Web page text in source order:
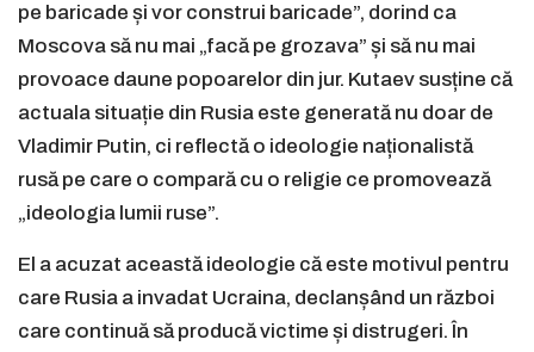
pe baricade și vor construi baricade”, dorind ca
Moscova să nu mai „facă pe grozava” și să nu mai
provoace daune popoarelor din jur. Kutaev susține că
actuala situație din Rusia este generată nu doar de
Vladimir Putin, ci reflectă o ideologie naționalistă
rusă pe care o compară cu o religie ce promovează
„ideologia lumii ruse”.
El a acuzat această ideologie că este motivul pentru
care Rusia a invadat Ucraina, declanșând un război
care continuă să producă victime și distrugeri. În